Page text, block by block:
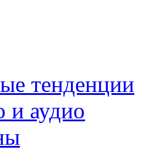
тенденции
и аудио